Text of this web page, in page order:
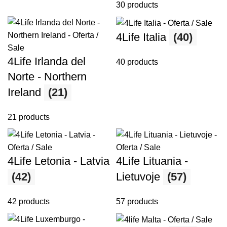
30 products
4Life Irlanda del
Norte - Northern
Ireland
(21)
21 products
4Life Italia (40)
40 products
4Life Letonia - Latvia
(42)
42 products
4Life Lituania -
Lietuvoje (57)
57 products